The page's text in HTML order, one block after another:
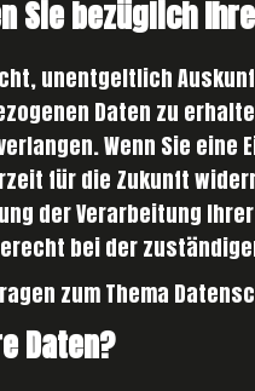
Sie bezüglich
unentgeltlich
Daten zu
Wenn Sie
für die Zukunft
der Verarbeitung
bei der
zum Thema
Daten?